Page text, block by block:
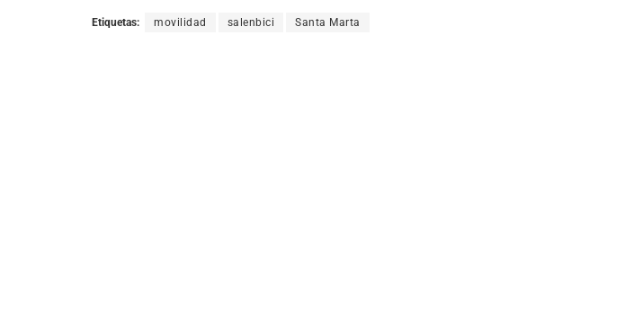
Etiquetas: movilidad salenbici Santa Marta